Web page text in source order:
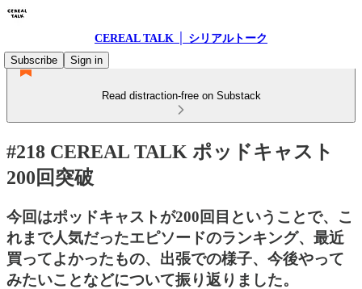
CEREAL TALK │ シリアルトーク
Subscribe
Sign in
Read distraction-free on Substack
#218 CEREAL TALK ポッドキャスト
200回突破
今回はポッドキャストが200回目ということで、こ
れまで人気だったエピソードのランキング、最近
買ってよかったもの、出張での様子、今後やって
みたいことなどについて振り返りました。